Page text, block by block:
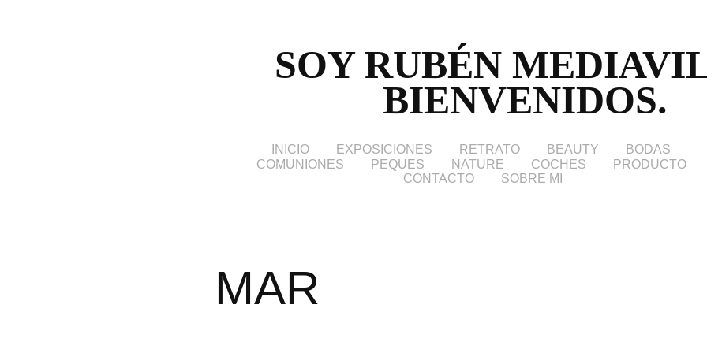
SOY RUBÉN
BIENVENIDOS.
INICIO EXPOSICIONES RETRATO BEAUTY
BODAS
COMUNIONES
PEQUES NATURE COCHES
PRODUCTO
CONTACTO
SOBRE MI
MAR